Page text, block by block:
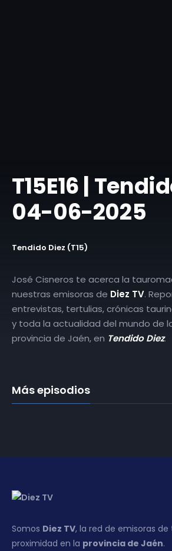
T15E16 |
04-06-2025
Tendido Diez (T15)
José Cisneros te acerca la
nuestras emisoras de Diez TV.
entrevistas, tertulias, crónicas
y toda la actualidad del mundo de
provincia de Jaén, en Tendido Diez.
Más episodios
Somos Diez TV, la red de emisoras
proximidad en la provincia de Jaén.